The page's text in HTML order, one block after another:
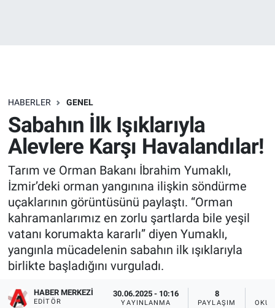
HABERLER GENEL
Sabahın İlk Işıklarıyla
Alevlere Karşı Havalandılar!
Tarım ve Orman Bakanı İbrahim Yumaklı,
İzmir’deki orman yangınına ilişkin söndürme
uçaklarının görüntüsünü paylaştı. “Orman
kahramanlarımız en zorlu şartlarda bile yeşil
vatanı korumakta kararlı” diyen Yumaklı,
yangınla mücadelenin sabahın ilk ışıklarıyla
birlikte başladığını vurguladı.
HABER MERKEZI
EDITÖR
30.06.2025 - 10:16
YAYINLANMA
8
PAYLAŞIM